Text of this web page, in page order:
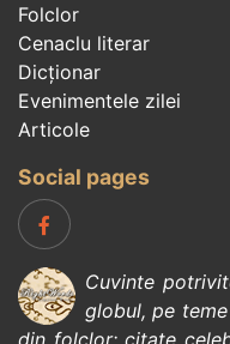
Folclor
Cenaclu literar
Dicționar
Evenimentele zilei
Articole
Social pages
Cuvinte
globul, pe
din folclor:citate